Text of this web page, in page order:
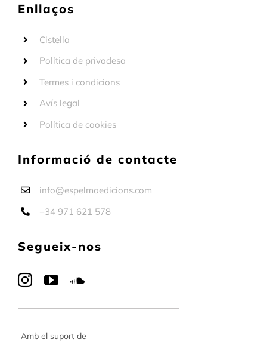
Enllaços
Cistella
Política de privadesa
Termes i condicions
Avís legal
Política de cookies
Informació de contacte
info@espelmaedicions.com
+34 971 621 578
Segueix-nos
Amb el suport de